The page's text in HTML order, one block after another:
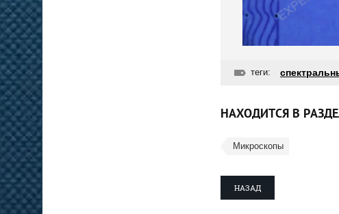
теги:
НАХОДИТСЯ В
Микроскопы
НАЗАД